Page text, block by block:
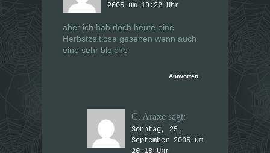
2005 um 19:22 Uhr
aber ich hab doch heute eine
Herbstzeitlose gesehen wenn auch
eine sehr bleiche
Antworten
C. Araxe sagt:
Sonntag, 25.
September 2005 um
20:18 Uhr